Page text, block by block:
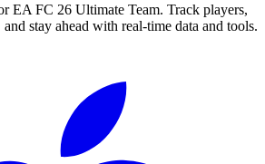
EA FC 26 Ultimate Team. Track players,
stay ahead with real-time data and tools.